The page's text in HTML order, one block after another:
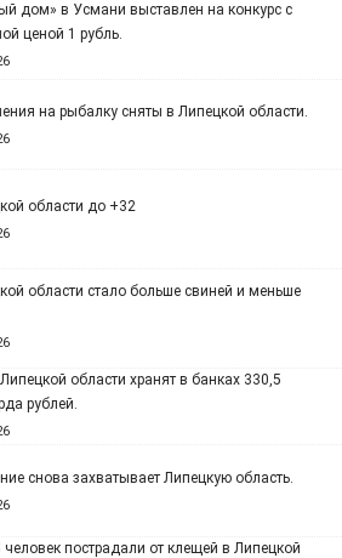
дом» в Усмани выставлен на конкурс с
ценой 1 рубль.
на рыбалку сняты в Липецкой области.
области до +32
области стало больше свиней и меньше
области хранят в банках 330,5
рублей.
снова захватывает Липецкую область.
пострадали от клещей в Липецкой